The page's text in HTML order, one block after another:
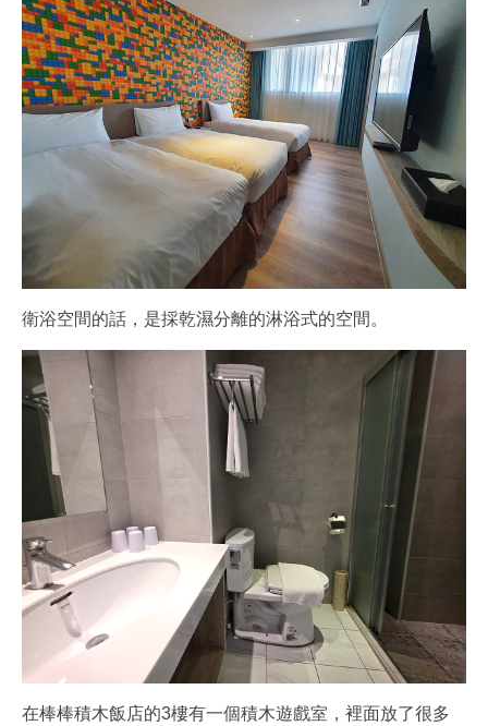
衛浴空間的話，是採乾濕分離的淋浴式的空間。
在棒棒積木飯店的3樓有一個積木遊戲室，裡面放了很多